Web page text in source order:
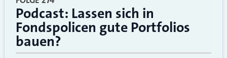
Podcast: Lassen sich in
Fondspolicen gute Portfolios
bauen?